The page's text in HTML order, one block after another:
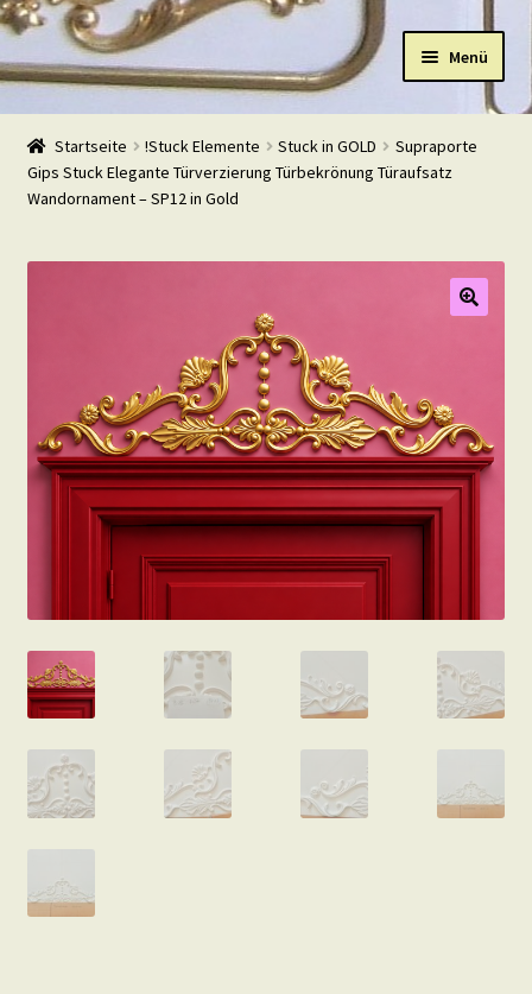
Navigation
Zum
Inhalt
Menü
Start
Shop
Beispiele
Kontakt
Startseite !Stuck Elemente Stuck in GOLD
Supraporte
Gips Stuck Elegante Türverzierung Türbekrönung Türaufsatz
Wandornament – SP12 in Gold